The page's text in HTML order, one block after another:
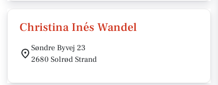
Christina Inés Wandel
Søndre Byvej 23
2680 Solrød Strand